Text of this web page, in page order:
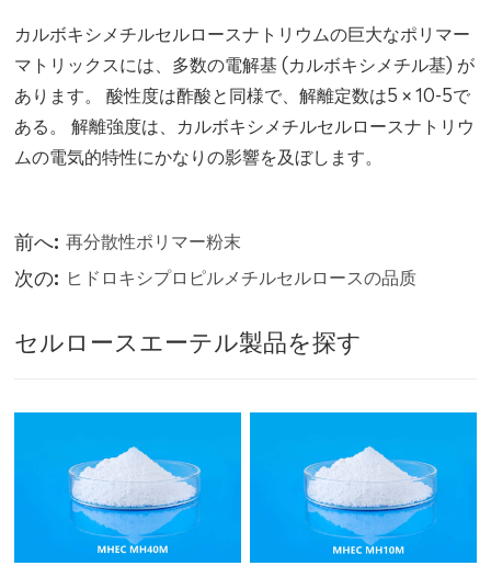
カルボキシメチルセルロースナトリウムの巨大なポリマー
マトリックスには、多数の電解基 (カルボキシメチル基) が
あります。 酸性度は酢酸と同様で、解離定数は5 × 10-5で
ある。 解離強度は、カルボキシメチルセルロースナトリウ
ムの電気的特性にかなりの影響を及ぼします。
前へ: 再分散性ポリマー粉末
次の: ヒドロキシプロピルメチルセルロースの品质
セルロースエーテル製品を探す